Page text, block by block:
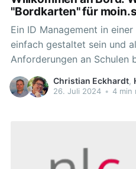
"Bordkarten" für
Ein ID Management in
einfach gestaltet sein und
Anforderungen an Schulen
große Herausforderung ist
altersgerechten Zugang zu
Christian Eckhardt,
26. Juli 2024 • 4 min